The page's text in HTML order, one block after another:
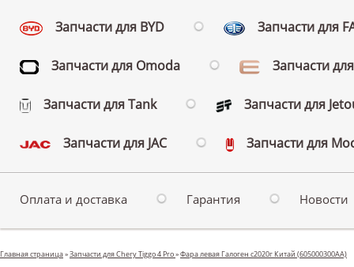
Запчасти для BYD Запчасти для
Запчасти для Omoda Запчасти
Запчасти для Tank Запчасти для
Запчасти для JAC Запчасти для
Оплата и доставка Гарантия Новости
Главная страница»Запчасти для Chery Tiggo 4 Pro»Фара левая Галоген с2020г Китай (605000300AA)